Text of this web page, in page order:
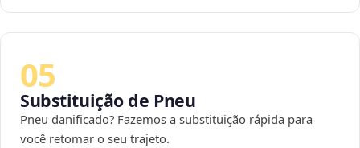
05
Substituição de Pneu
Pneu danificado? Fazemos a substituição rápida para
você retomar o seu trajeto.